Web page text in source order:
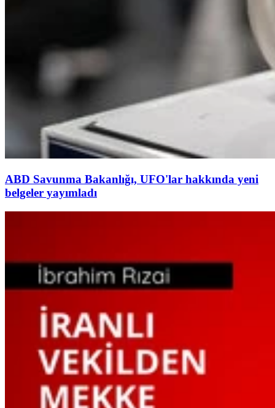
ABD Savunma Bakanlığı, UFO'lar hakkında yeni
belgeler yayımladı